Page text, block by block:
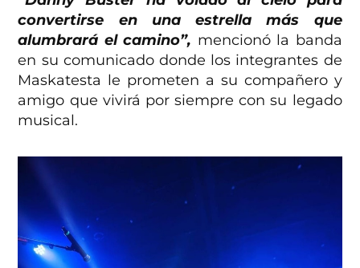
convertirse en una estrella más que
alumbrará el camino”, mencionó la banda
en su comunicado donde los integrantes de
Maskatesta le prometen a su compañero y
amigo que vivirá por siempre con su legado
musical.